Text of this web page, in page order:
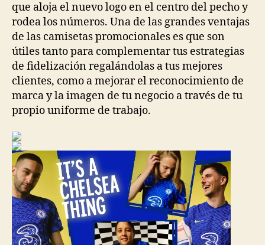
que aloja el nuevo logo en el centro del pecho y
rodea los números. Una de las grandes ventajas
de las camisetas promocionales es que son
útiles tanto para complementar tus estrategias
de fidelización regalándolas a tus mejores
clientes, como a mejorar el reconocimiento de
marca y la imagen de tu negocio a través de tu
propio uniforme de trabajo.